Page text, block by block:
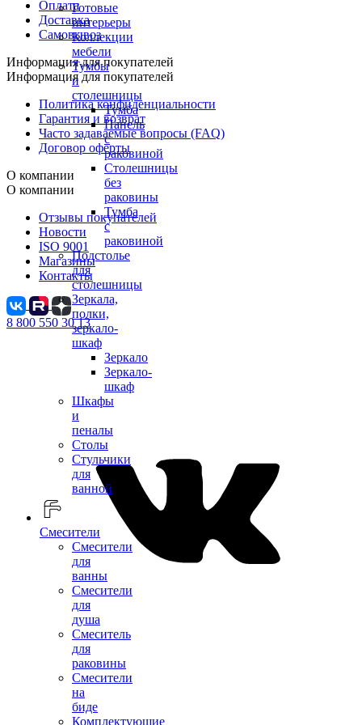
Готовые
интерьеры
Коллекции
мебели
Тумбы
и
столешницы
Тумба
Панель
с
раковиной
Столешницы
без
раковины
Тумба
с
раковиной
Подстолье
для
столешницы
Зеркала,
полки,
зеркало-
шкаф
Зеркало
Зеркало-
шкаф
Шкафы
и
пеналы
Столы
Стульчики
для
ванной
Смесители
Смесители
для
ванны
Смесители
для
душа
Смеситель
для
раковины
Смесители
на
биде
Комплектующие
Оплата
Доставка
Самовывоз
Информация для покупателей
Информация для покупателей
Политика конфиденциальности
Гарантия и возврат
Часто задаваемые вопросы (FAQ)
Договор оферты
О компании
О компании
Отзывы покупателей
Новости
ISO 9001
Магазины
Контакты
8 800 550 30 13